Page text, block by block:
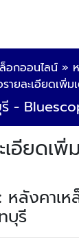
อกออนไลน์ »
ายละเอียดเพิ่ม
-
เอียดเพิ่
หลังคาเ
บุรี